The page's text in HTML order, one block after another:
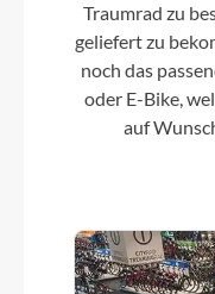
Traumrad zu
geliefert zu
noch das
oder E-Bike,
auf